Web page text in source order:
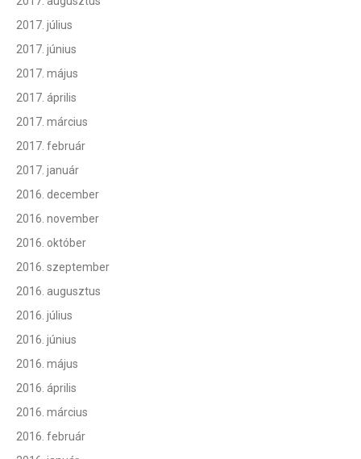
2017. július
2017. június
2017. május
2017. április
2017. március
2017. február
2017. január
2016. december
2016. november
2016. október
2016. szeptember
2016. augusztus
2016. július
2016. június
2016. május
2016. április
2016. március
2016. február